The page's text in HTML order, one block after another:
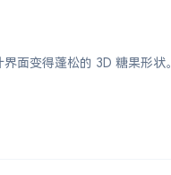
面变得蓬松的 3D 糖果形状。